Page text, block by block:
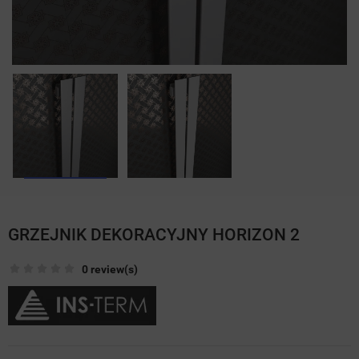
GRZEJNIK DEKORACYJNY HORIZON 2
0 review(s)